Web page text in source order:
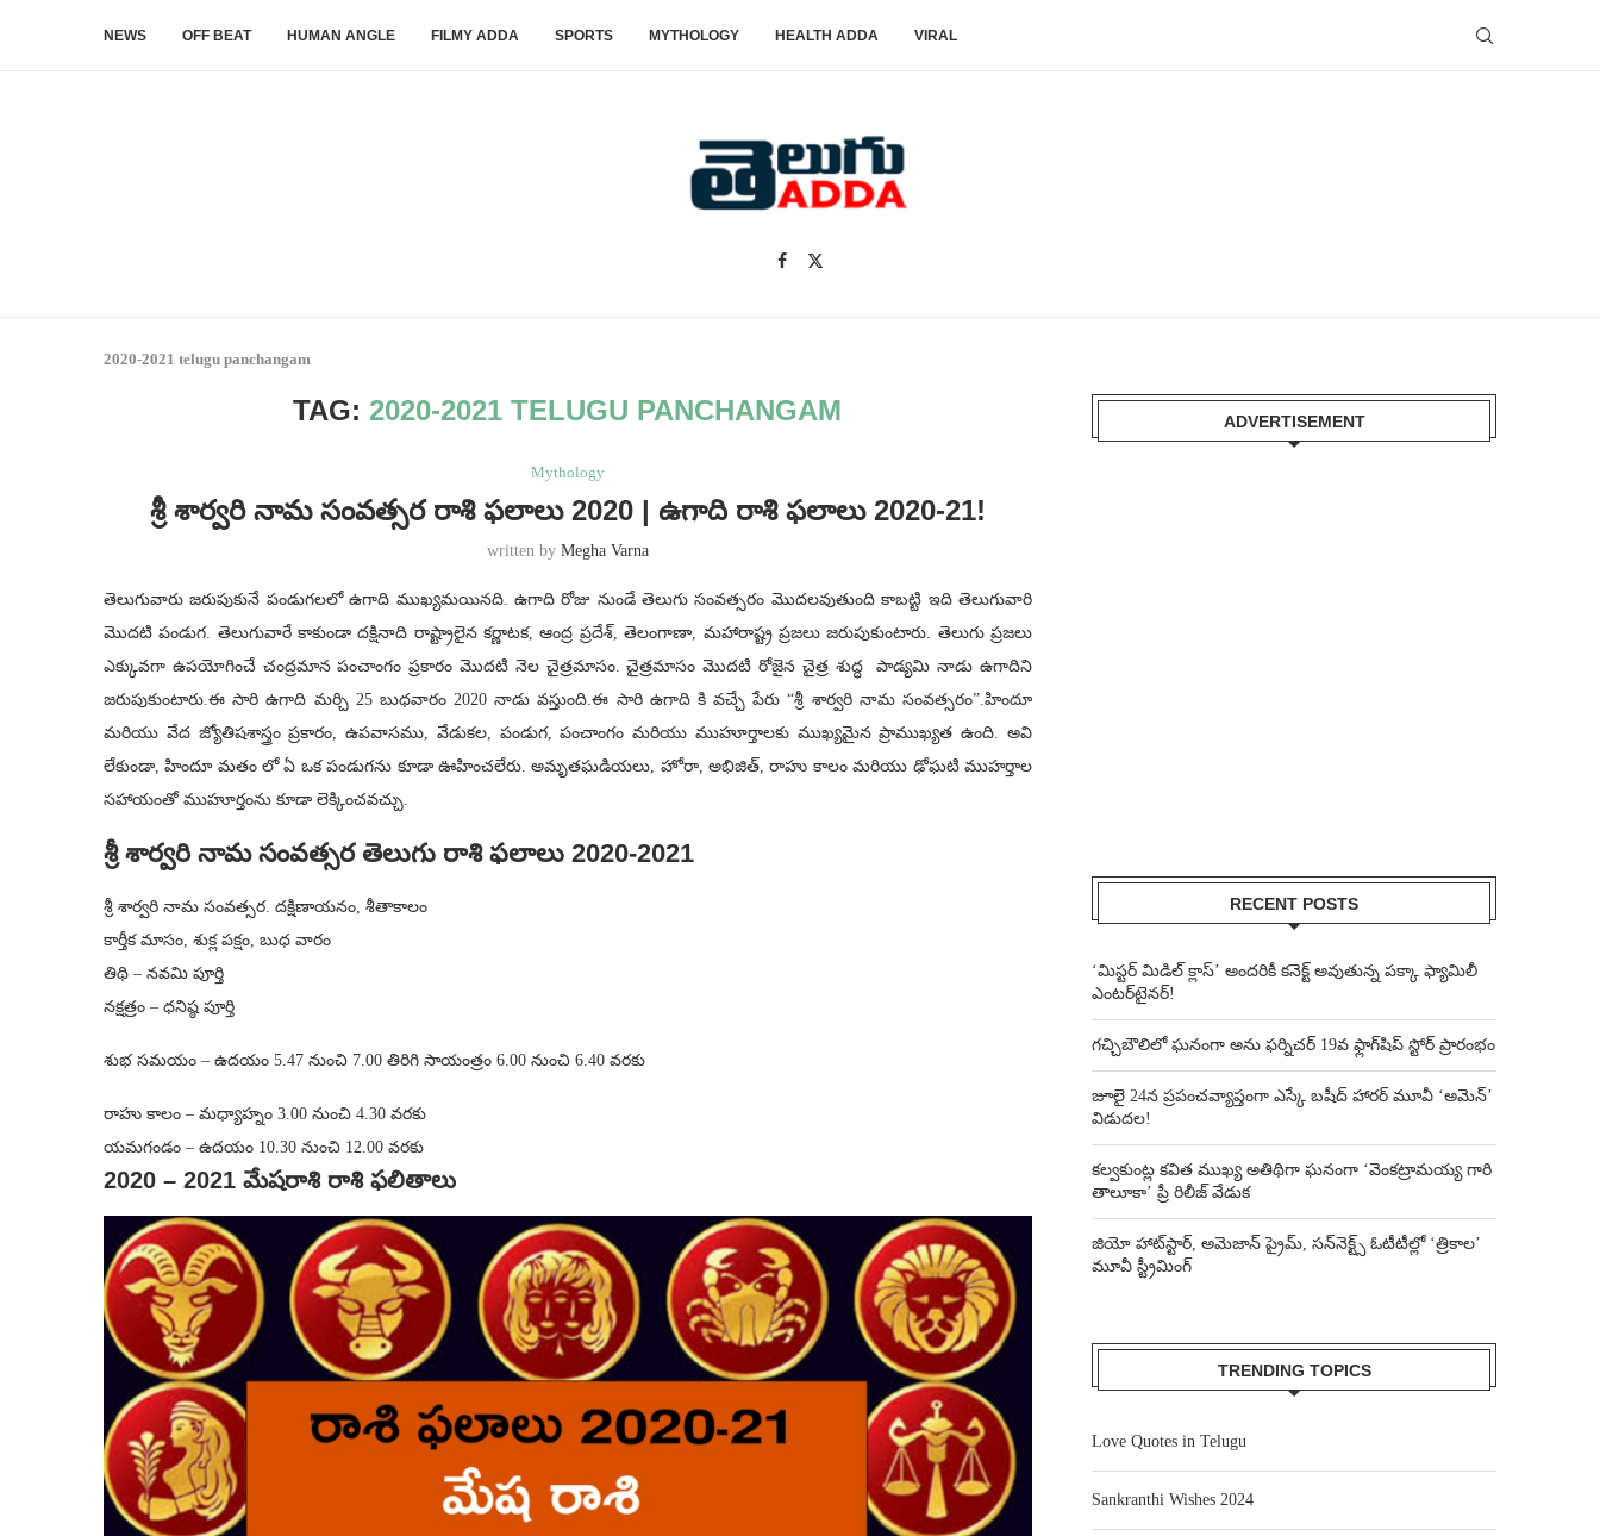
NEWS OFF BEAT HUMAN ANGLE FILMY ADDA SPORTS MYTHOLOGY HEALTH ADDA VIRAL
2020-2021 telugu panchangam
TAG:2020-2021 TELUGU PANCHANGAM
Mythology
శ్రీ శార్వరి నామ సంవత్సర రాశి ఫలాలు 2020 | ఉగాది రాశి ఫలాలు 2020-21!
written by Megha Varna
తెలుగువారు జరుపుకునే పండుగలలో ఉగాది ముఖ్యమయినది. ఉగాది రోజు నుండే తెలుగు సంవత్సరం మొదలవుతుంది కాబట్టి ఇది తెలుగువారి
మొదటి పండుగ. తెలుగువారే కాకుండా దక్షినాది రాష్ట్రాలైన కర్ణాటక, ఆంద్ర ప్రదేశ్, తెలంగాణా, మహారాష్ట్ర ప్రజలు జరుపుకుంటారు. తెలుగు ప్రజలు
ఎక్కువగా ఉపయోగించే చంద్రమాన పంచాంగం ప్రకారం మొదటి నెల చైత్రమాసం. చైత్రమాసం మొదటి రోజైన చైత్ర శుద్ధ పాడ్యమి నాడు ఉగాదిని
జరుపుకుంటారు.ఈ సారి ఉగాది మర్చి 25 బుధవారం 2020 నాడు వస్తుంది.ఈ సారి ఉగాది కి వచ్చే పేరు “శ్రీ శార్వరి నామ సంవత్సరం”.హిందూ
మరియు వేద జ్యోతిషశాస్త్రం ప్రకారం, ఉపవాసము, వేడుకల, పండుగ, పంచాంగం మరియు ముహూర్తాలకు ముఖ్యమైన ప్రాముఖ్యత ఉంది. అవి
లేకుండా, హిందూ మతం లో ఏ ఒక పండుగను కూడా ఊహించలేరు. అమృతఘడియలు, హోరా, అభిజిత్, రాహు కాలం మరియు ఢోఘటి ముహర్తాల
సహాయంతో ముహూర్తంను కూడా లెక్కించవచ్చు.
శ్రీ శార్వరి నామ సంవత్సర తెలుగు రాశి ఫలాలు 2020-2021
శ్రీ శార్వరి నామ సంవత్సర. దక్షిణాయనం, శీతాకాలం
కార్తీక మాసం, శుక్ల పక్షం, బుధ వారం
తిథి – నవమి పూర్తి
నక్షత్రం – ధనిష్ఠ పూర్తి
శుభ సమయం – ఉదయం 5.47 నుంచి 7.00 తిరిగి సాయంత్రం 6.00 నుంచి 6.40 వరకు
రాహు కాలం – మధ్యాహ్నం 3.00 నుంచి 4.30 వరకు
యమగండం – ఉదయం 10.30 నుంచి 12.00 వరకు
2020 – 2021 మేషరాశి రాశి ఫలితాలు
ADVERTISEMENT
RECENT POSTS
‘మిస్టర్ మిడిల్ క్లాస్’ అందరికీ కనెక్ట్ అవుతున్న పక్కా ఫ్యామిలీ
ఎంటర్‌టైనర్!
గచ్చిబౌలిలో ఘనంగా అను ఫర్నిచర్ 19వ ఫ్లాగ్‌షిప్ స్టోర్ ప్రారంభం
జూలై 24న ప్రపంచవ్యాప్తంగా ఎస్కే బషీద్‌ హారర్ మూవీ ‘అమెన్’
విడుదల!
కల్వకుంట్ల కవిత ముఖ్య అతిథిగా ఘనంగా ‘వెంకట్రామయ్య గారి
తాలూకా’ ప్రీ రిలీజ్ వేడుక
జియో హాట్‌స్టార్, అమెజాన్ ప్రైమ్, సన్‌నెక్ట్స్ ఓటీటీల్లో ‘త్రికాల’
మూవీ స్ట్రీమింగ్
TRENDING TOPICS
Love Quotes in Telugu
Sankranthi Wishes 2024